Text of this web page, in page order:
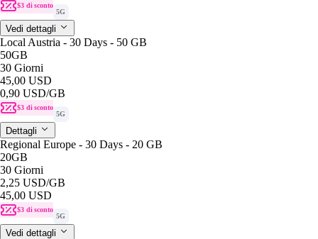
$3 di sconto
5G
Vedi dettagli
Local Austria - 30 Days - 50 GB
50GB
30 Giorni
45,00 USD
0,90 USD/GB
$3 di sconto
5G
Dettagli
Regional Europe - 30 Days - 20 GB
20GB
30 Giorni
2,25 USD/GB
45,00 USD
$3 di sconto
5G
Vedi dettagli